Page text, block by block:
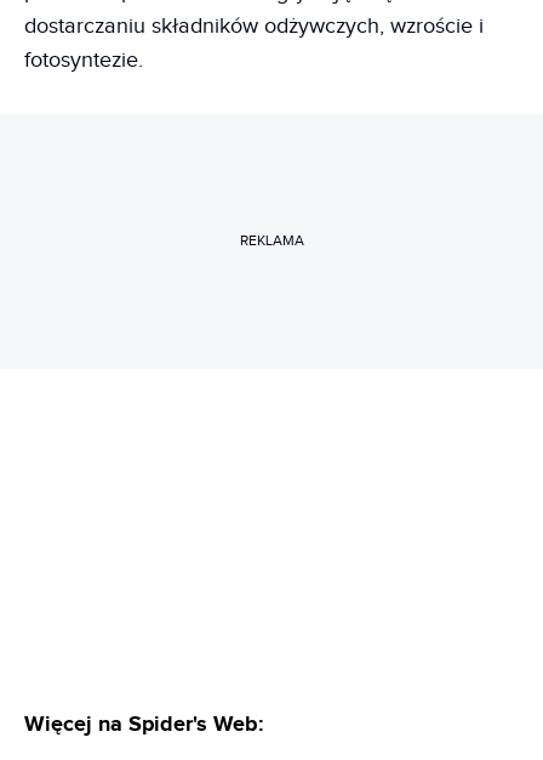
dostarczaniu składników odżywczych, wzroście i
fotosyntezie.
REKLAMA
Więcej na Spider's Web: